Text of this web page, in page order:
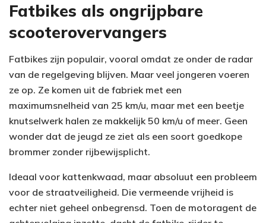
Fatbikes als ongrijpbare
scooterovervangers
Fatbikes zijn populair, vooral omdat ze onder de radar
van de regelgeving blijven. Maar veel jongeren voeren
ze op. Ze komen uit de fabriek met een
maximumsnelheid van 25 km/u, maar met een beetje
knutselwerk halen ze makkelijk 50 km/u of meer. Geen
wonder dat de jeugd ze ziet als een soort goedkope
brommer zonder rijbewijsplicht.
Ideaal voor kattenkwaad, maar absoluut een probleem
voor de straatveiligheid. Die vermeende vrijheid is
echter niet geheel onbegrensd. Toen de motoragent de